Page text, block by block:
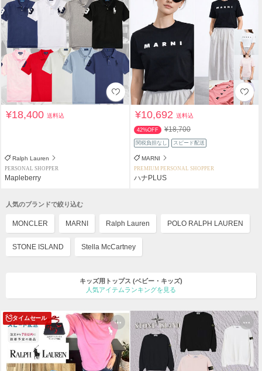
¥18,400送料込
Ralph Lauren
PERSONAL SHOPPER
Mapleberry
¥10,692送料込
42%OFF ¥18,700
関税負担なし スピード配送
MARNI
PREMIUM PERSONAL SHOPPER
ハナPLUS
人気のブランドで絞り込む
MONCLER MARNI Ralph Lauren POLO RALPH LAUREN
STONE ISLAND Stella McCartney
キッズ用トップス (ベビー・キッズ)
人気アイテムランキングを見る
タイムセール